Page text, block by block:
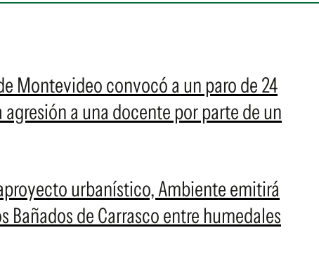
Montevideo convocó a un paro de 24
agresión a una docente por parte de un
urbanístico, Ambiente emitirá
Bañados de Carrasco entre humedales